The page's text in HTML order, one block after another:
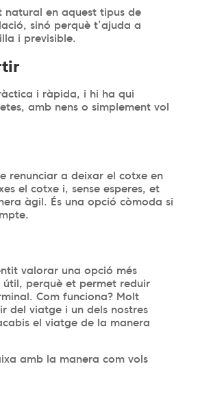
natural en aquest tipus de
sinó perquè t’ajuda a
i previsible.
i ràpida, i hi ha qui
amb nens o simplement vol
renunciar a deixar el cotxe en
el cotxe i, sense esperes, et
àgil. És una opció còmoda si
valorar una opció més
útil, perquè et permet reduir
Com funciona? Molt
del viatge i un dels nostres
el viatge de la manera
amb la manera com vols